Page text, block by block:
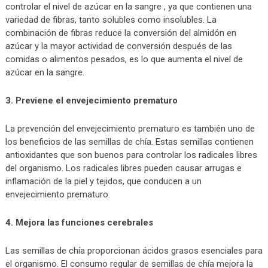
controlar el nivel de azúcar en la sangre , ya que contienen una
variedad de fibras, tanto solubles como insolubles. La
combinación de fibras reduce la conversión del almidón en
azúcar y la mayor actividad de conversión después de las
comidas o alimentos pesados, es lo que aumenta el nivel de
azúcar en la sangre.
3. Previene el envejecimiento prematuro
La prevención del envejecimiento prematuro es también uno de
los beneficios de las semillas de chía. Estas semillas contienen
antioxidantes que son buenos para controlar los radicales libres
del organismo. Los radicales libres pueden causar arrugas e
inflamación de la piel y tejidos, que conducen a un
envejecimiento prematuro.
4. Mejora las funciones cerebrales
Las semillas de chía proporcionan ácidos grasos esenciales para
el organismo. El consumo regular de semillas de chía mejora la